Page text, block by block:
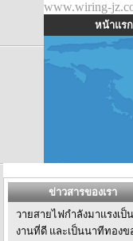
www.wiring-
หน้าแรก
ข่าวสารของเรา
วายสายไฟกำลังมาแรงเป็น
งานที่ดี และเป็นนาทีทองข